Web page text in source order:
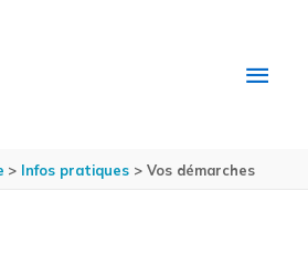
Infos pratiques Vos démarches